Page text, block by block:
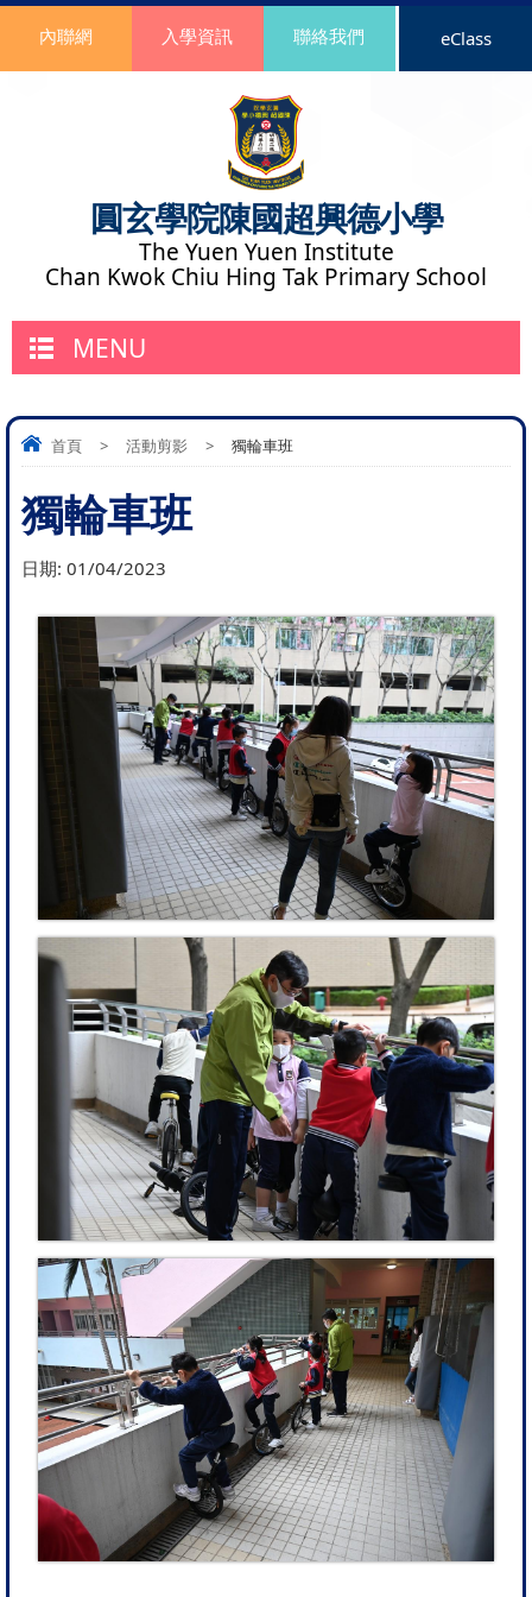
圓玄學院陳國超興德小學
The Yuen Yuen Institute
Chan Kwok Chiu Hing Tak Primary School
內聯網 入學資訊 聯絡我們 eClass
MENU
首頁 > 活動剪影 > 獨輪車班
獨輪車班
日期: 01/04/2023